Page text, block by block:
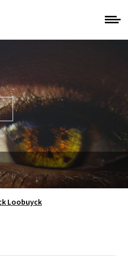
Loobuyck